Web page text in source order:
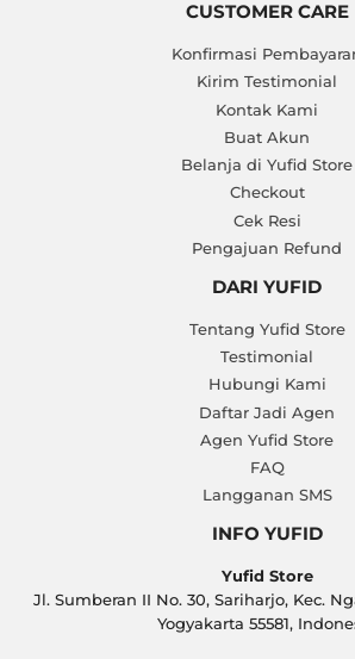
CUSTOMER CARE
Konfirmasi
Kirim Testimonial
Kontak Kami
Buat Akun
Belanja di Yufid Store
Checkout
Cek Resi
Pengajuan Refund
DARI YUFID
Tentang Yufid Store
Testimonial
Hubungi Kami
Daftar Jadi Agen
Agen Yufid Store
FAQ
Langganan SMS
INFO YUFID
Yufid Store
Jl. Sumberan II No. 30, Sariharjo, Kec.
Yogyakarta 55581,